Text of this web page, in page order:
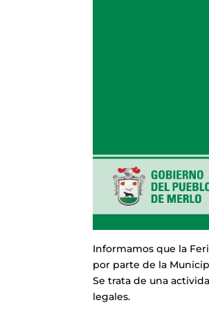
Informamos que la
por parte de la
Se trata de una
legales.